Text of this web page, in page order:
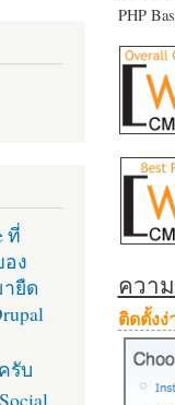
PHP
ควา
ติดตั้งง่
ที่
ง
ยืด
รับ